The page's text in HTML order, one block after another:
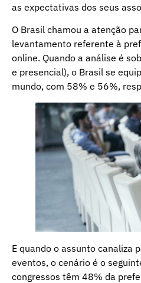
as expectativas dos seus
O Brasil chamou a atenção
levantamento referente à
online. Quando a análise é
e presencial), o Brasil se
mundo, com 58% e 56%,
E quando o assunto canaliza
eventos, o cenário é o
congressos têm 48% da